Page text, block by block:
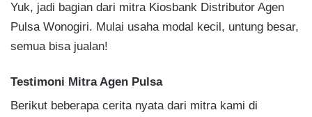
Yuk, jadi bagian dari mitra Kiosbank Distributor Agen
Pulsa Wonogiri. Mulai usaha modal kecil, untung besar,
semua bisa jualan!
Testimoni Mitra Agen Pulsa
Berikut beberapa cerita nyata dari mitra kami di